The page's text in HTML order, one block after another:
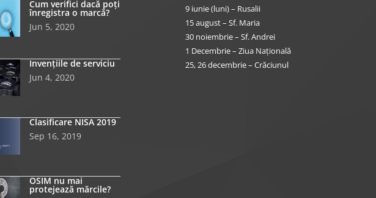
Cum verifici dacă poți
înregistra o marcă?
Jun 5, 2020
Invențiile de serviciu
Jun 4, 2020
Clasificare NISA 2019
Sep 16, 2019
OSIM nu mai
protejează mărcile?
9 iunie (luni) – Rusalii
15 august – Sf. Maria
30 noiembrie – Sf. Andrei
1 Decembrie – Ziua Națională
25, 26 decembrie – Crăciunul